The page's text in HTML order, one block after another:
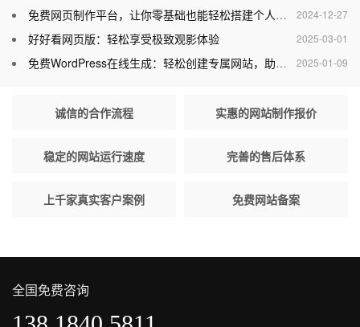
2024-12-27
免费网页制作平台，让你零基础也能轻松搭建个人网站
2025-03-01
好好看网页版：轻松享受极致观影体验
2025-01-09
免费WordPress在线生成：轻松创建专属网站，助力个人与企业腾飞
诚信的合作流程 实惠的网站制作报价
稳定的网站运行速度 完善的售后体系
上千家真实客户案例 免费网站备案
全国免费咨询